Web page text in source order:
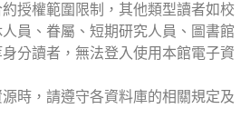
授權範圍限制，其他類型讀者如校
員、眷屬、短期研究人員、圖書館
分讀者，無法登入使用本館電子資
時，請遵守各資料庫的相關規定及